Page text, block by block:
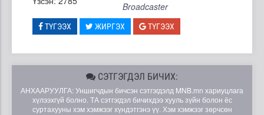
Broadcaster
ТҮГЭЭХ ЖИРГЭХ ТҮГЭЭХ
СЭТГЭГДЭЛ БИЧИХ:
АНХААРУУЛГА: Уншигчдын бичсэн сэтгэгдэлд MNB.mn хариуцлага
хүлээхгүй болно. ТА сэтгэгдэл бичихдээ хууль зүйн болон ёс
суртахууны хэм хэмжээг хүндэтгэнэ үү. Хэм хэмжээг зөрчсөн